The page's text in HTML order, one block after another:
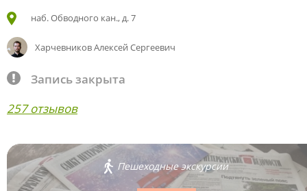
наб. Обводного кан., д. 7
Харчевников Алексей Сергеевич
Запись закрыта
257 отзывов
Пешеходные экскурсии